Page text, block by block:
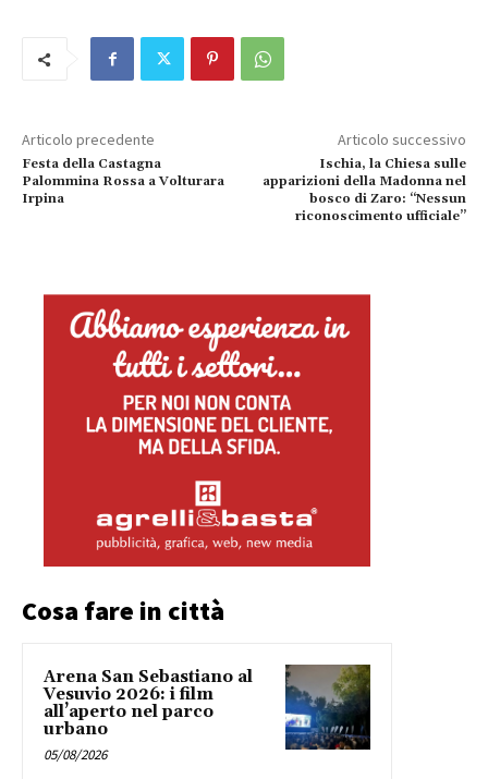
Articolo precedente
Festa della Castagna
Palommina Rossa a Volturara
Irpina
Articolo successivo
Ischia, la Chiesa sulle
apparizioni della Madonna nel
bosco di Zaro: “Nessun
riconoscimento ufficiale”
Cosa fare in città
Arena San Sebastiano al
Vesuvio 2026: i film
all’aperto nel parco
urbano
05/08/2026